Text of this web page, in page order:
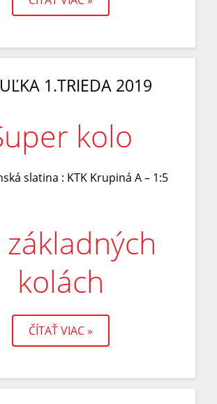
1.TRIEDA 2019
kolo
slatina : KTK Krupiná A – 1:5
základných
kolách
ČÍTAŤ VIAC »